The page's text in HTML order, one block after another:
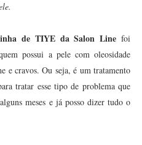
de TIYE da Salon Line foi
possui a pele com oleosidade
e cravos. Ou seja, é um tratamento
tratar esse tipo de problema que
meses e já posso dizer tudo o